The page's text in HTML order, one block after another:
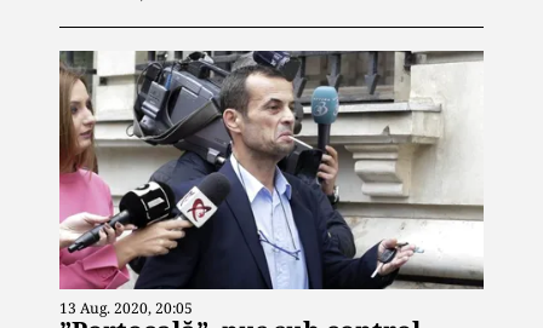
13 Aug. 2020, 20:05